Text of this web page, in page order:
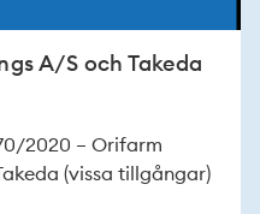
A/S och Takeda
2020 – Orifarm
(vissa tillgångar)